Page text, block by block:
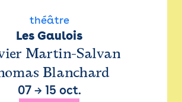
théâtre
Les Gaulois
Martin-Salvan
Blanchard
07→ 15 oct.